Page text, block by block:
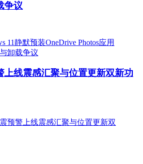
争议
上线震感汇聚与位置更新双新功